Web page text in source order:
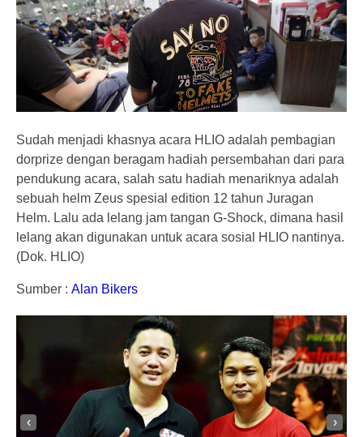
Sudah menjadi khasnya acara HLIO adalah pembagian
dorprize dengan beragam hadiah persembahan dari para
pendukung acara, salah satu hadiah menariknya adalah
sebuah helm Zeus spesial edition 12 tahun Juragan
Helm. Lalu ada lelang jam tangan G-Shock, dimana hasil
lelang akan digunakan untuk acara sosial HLIO nantinya.
(Dok. HLIO)
Sumber : A lan Bikers
‹ ›